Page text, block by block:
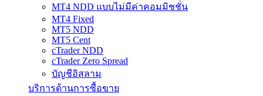
MT4 NDD แบบไม่มีค่าคอมมิชชั่น
MT4 Fixed
MT5 NDD
MT5 Cent
cTrader NDD
cTrader Zero Spread
บัญชีอิสลาม
บริการด้านการซื้อขาย